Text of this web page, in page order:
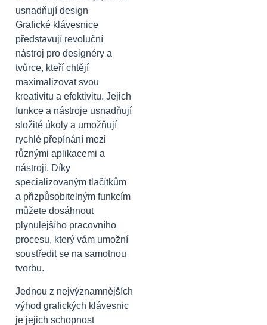
Grafické klávesnice
představují revoluční
nástroj pro designéry a
tvůrce, kteří chtějí
maximalizovat svou
kreativitu a efektivitu. Jejich
funkce a nástroje usnadňují
složité úkoly a umožňují
rychlé přepínání mezi
různými aplikacemi a
nástroji. Díky
specializovaným tlačítkům
a přizpůsobitelným funkcím
můžete dosáhnout
plynulejšího pracovního
procesu, který vám umožní
soustředit se na samotnou
tvorbu.
Jednou z nejvýznamnějších
výhod grafických klávesnic
je jejich schopnost